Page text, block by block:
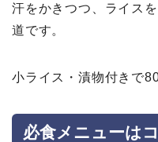
汗をかきつつ、ライス
道です。
小ライス・漬物付きで
必食メニューは